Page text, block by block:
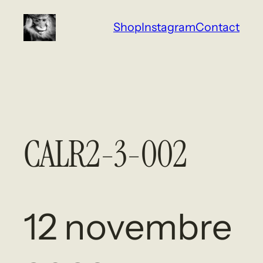
Aller
contenu
ShopInstagramContact
CALR2-3-002
12 novembre